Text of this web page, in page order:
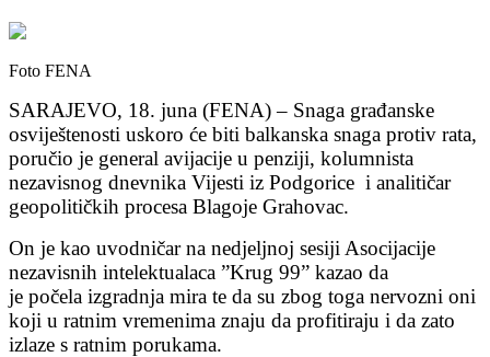
Foto FENA
SARAJEVO, 18. juna (FENA) – Snaga građanske
osviještenosti uskoro će biti balkanska snaga protiv rata,
poručio je general avijacije u penziji, kolumnista
nezavisnog dnevnika Vijesti iz Podgorice i analitičar
geopolitičkih procesa Blagoje Grahovac.
On je kao uvodničar na nedjeljnoj sesiji Asocijacije
nezavisnih intelektualaca ”Krug 99” kazao da
je počela izgradnja mira te da su zbog toga nervozni oni
koji u ratnim vremenima znaju da profitiraju i da zato
izlaze s ratnim porukama.